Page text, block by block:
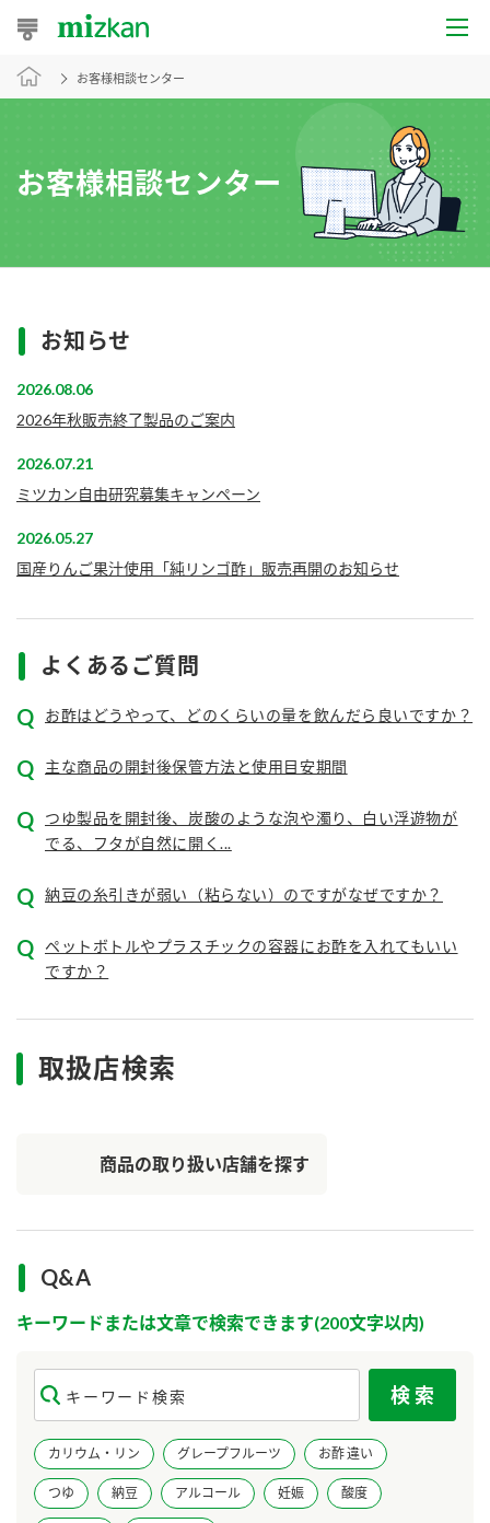
おうちレシピ
レシピ特集
商品情報
商品カテゴリ
酢
お酢ドリンク ぽん酢
つゆ
スープ 中華
クイック調味料 レモン果汁
ふりかけ おすしの素
新商品一覧
キャンペーン情報
ブランド・スペシャルサイト
ブランド・スペシャルサイト トップ
くらしプラ酢
カンタン酢
お酢ドリンク
味ぽん
かおりの蔵
納豆のサイト
三ツ判山吹
お酢を知ろう！
すしラボ
納豆の豆知識
ミツカンのCM
ロングセラー商品 ＋ おすすめレシピ
企業情報
国内事業概要
ミツカングループについて
ZENB initiative
ニュースリリース
お客様相談センター
お問い合わせ
ミツカン公式通販
お客様相談センター
お客様相談センター
お知らせ
2026.08.06
2026年秋販売終了製品のご案内
2026.07.21
ミツカン自由研究募集キャンペーン
2026.05.27
国産りんご果汁使用「純リンゴ酢」販売再開のお知らせ
よくあるご質問
お酢はどうやって、どのくらいの量を飲んだら良いですか？
主な商品の開封後保管方法と使用目安期間
つゆ製品を開封後、炭酸のような泡や濁り、白い浮遊物が
でる、フタが自然に開く...
納豆の糸引きが弱い（粘らない）のですがなぜですか？
ペットボトルやプラスチックの容器にお酢を入れてもいい
ですか？
取扱店検索
商品の取り扱い店舗を探す
Q&A
キーワードまたは文章で検索できます(200文字以内)
カリウム・リン グレープフルーツ お酢 違い
つゆ 納豆 アルコール 妊娠 酸度